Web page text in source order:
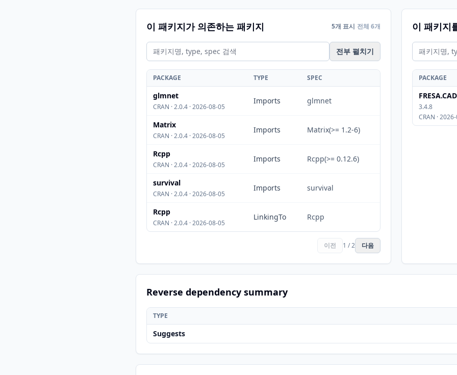
이 패키지가 의존하는 패키지 5개 표시 전체 6개
전부 펼치기
PACKAGE TYPE SPEC
glmnet
CRAN · 2.0.4 · 2026-08-05
Imports glmnet
Matrix
CRAN · 2.0.4 · 2026-08-05
Imports Matrix(>= 1.2-6)
Rcpp
CRAN · 2.0.4 · 2026-08-05
Imports Rcpp(>= 0.12.6)
survival
CRAN · 2.0.4 · 2026-08-05
Imports survival
Rcpp
CRAN · 2.0.4 · 2026-08-05
LinkingTo Rcpp
이전 1 / 2 다음
이 패키지
PACKAGE
FRESA.CAD
3.4.8
CRAN ·
Reverse dependency summary
TYPE
Suggests